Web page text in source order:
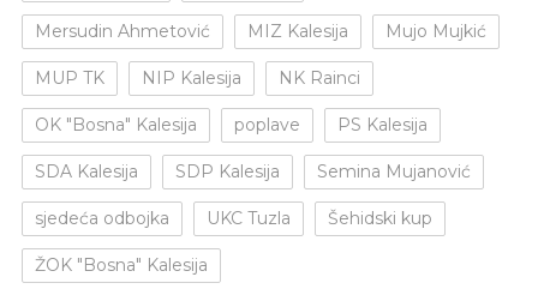
Mersudin Ahmetović MIZ Kalesija Mujo Mujkić
MUP TK NIP Kalesija NK Rainci
OK "Bosna" Kalesija poplave PS Kalesija
SDA Kalesija SDP Kalesija Semina Mujanović
sjedeća odbojka UKC Tuzla Šehidski kup
ŽOK "Bosna" Kalesija